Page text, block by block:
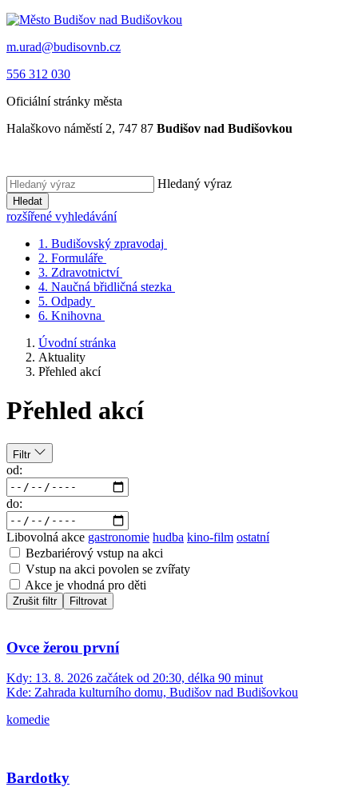
m.urad@budisovnb.cz
556 312 030
Oficiální stránky města
Halaškovo náměstí 2, 747 87 Budišov nad Budišovkou
Hledaný výraz
Hledat
rozšířené vyhledávání
1. Budišovský zpravodaj
2. Formuláře
3. Zdravotnictví
4. Naučná břidličná stezka
5. Odpady
6. Knihovna
Úvodní stránka
Aktuality
Přehled akcí
Přehled akcí
Filtr
od:
do:
Libovolná akce gastronomie hudba kino-film ostatní
Bezbariérový vstup na akci
Vstup na akci povolen se zvířaty
Akce je vhodná pro děti
Zrušit filtr Filtrovat
Ovce žerou první
Kdy: 13. 8. 2026 začátek od 20:30, délka 90 minut
Kde: Zahrada kulturního domu, Budišov nad Budišovkou
komedie
Bardotky